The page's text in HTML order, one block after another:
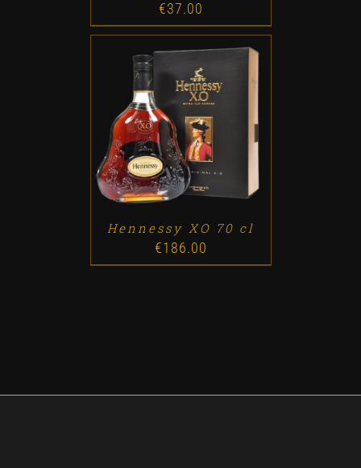
€37.00
ADD TO CART / DETALLES
Hennessy XO 70 cl
€186.00